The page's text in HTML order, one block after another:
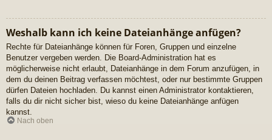
Weshalb kann ich keine Dateianhänge anfügen?
Rechte für Dateianhänge können für Foren, Gruppen und einzelne
Benutzer vergeben werden. Die Board-Administration hat es
möglicherweise nicht erlaubt, Dateianhänge in dem Forum anzufügen, in
dem du deinen Beitrag verfassen möchtest, oder nur bestimmte Gruppen
dürfen Dateien hochladen. Du kannst einen Administrator kontaktieren,
falls du dir nicht sicher bist, wieso du keine Dateianhänge anfügen
kannst.
Nach oben